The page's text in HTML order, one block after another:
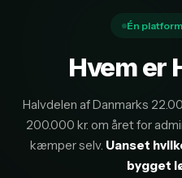
Én
Hvem er
Halvdelen af Danmarks
200.000 kr. om året for
kæmper selv. Uanset
bygget